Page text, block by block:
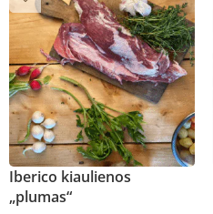
Iberico kiaulienos
„plumas“